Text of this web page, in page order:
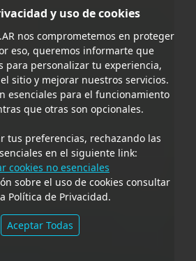
y uso de cookies
nos comprometemos en proteger
eso, queremos informarte que
para personalizar tu experiencia,
sitio y mejorar nuestros servicios.
esenciales para el funcionamiento
que otras son opcionales.
tus preferencias, rechazando las
en el siguiente link:
cookies no esenciales
sobre el uso de cookies consultar
Política de Privacidad.
Aceptar Todas